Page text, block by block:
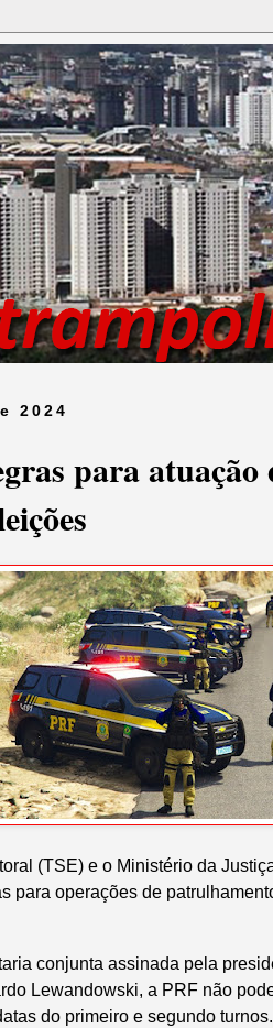
2024
para
(TSE) e o Ministério da
para operações de
conjunta assinada pela
Lewandowski, a PRF não
do primeiro e segundo turnos.